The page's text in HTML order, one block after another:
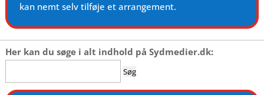
kan nemt selv tilføje et arrangement.
Her kan du søge i alt indhold på Sydmedier.dk:
efter: